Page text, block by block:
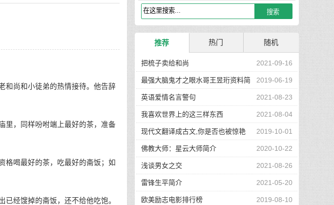
尚和小徒弟的热情接待。他告辞
，同样吩咐端上最好的茶，准备
喝最好的茶，吃最好的斋饭；如
经馊掉的斋饭，还不给他吃饱。
推荐 热门 随机
2021-09-16
把梳子卖给和尚
2019-06-19
最强大脑鬼才之眼水哥王昱珩资料简
介 2021-08-23
英语爱情名言警句
2021-08-04
我喜欢世界上的这三样东西
2019-10-01
现代文翻译成古文,你是否也被惊艳
到了 2020-10-22
佛教大师：星云大师简介
2021-08-26
浅谈男女之交
2021-05-20
雷锋生平简介
2019-08-10
欧美励志电影排行榜